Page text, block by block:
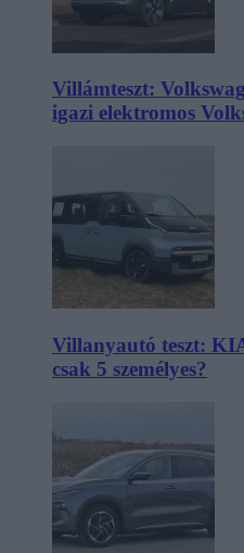
Villámteszt:
igazi elektromos
Villanyautó teszt:
csak 5 személyes?